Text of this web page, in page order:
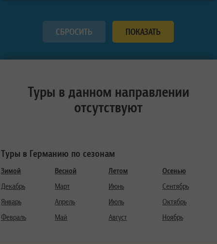
Туры в данном направлении
отсутствуют
Туры в Германию по сезонам
Зимой
Декабрь
Январь
Февраль
Весной
Март
Апрель
Май
Летом
Июнь
Июль
Август
Осенью
Сентябрь
Октябрь
Ноябрь